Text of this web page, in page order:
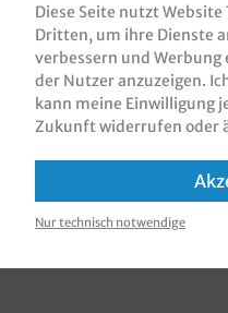
/Tragetaschen aus
Flachhenkel,
Bewertungen
Informationen zur
Diese Seite nutzt
Dritten, um ihre Dienste
verbessern und
der Nutzer anzuzeigen.
kann meine Einwilligung
Zukunft widerrufen oder
Nur technisch notwendige